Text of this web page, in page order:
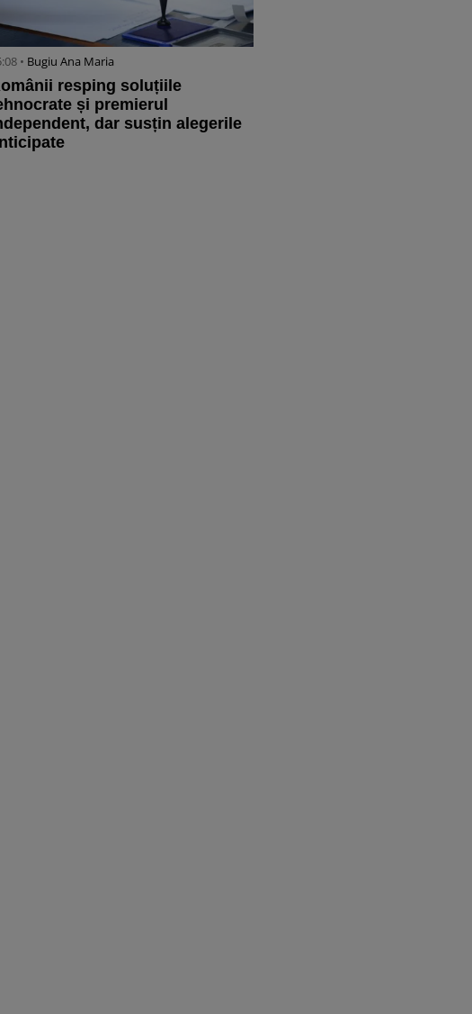
• Bugiu ⁠Ana Maria
resping soluțiile
și premierul
dar susțin alegerile